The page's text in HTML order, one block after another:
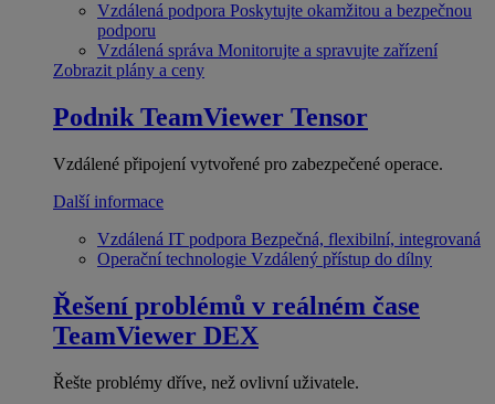
Vzdálená podpora Poskytujte okamžitou a bezpečnou
podporu
Vzdálená správa Monitorujte a spravujte zařízení
Zobrazit plány a ceny
Podnik TeamViewer Tensor
Vzdálené připojení vytvořené pro zabezpečené operace.
Další informace
Vzdálená IT podpora Bezpečná, flexibilní, integrovaná
Operační technologie Vzdálený přístup do dílny
Řešení problémů v reálném čase
TeamViewer DEX
Řešte problémy dříve, než ovlivní uživatele.